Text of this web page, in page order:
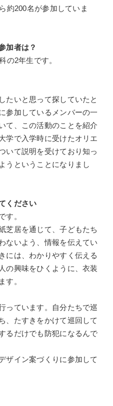
約200名が参加していま
加者は？
の2年生です。
たいと思って探していたと
参加しているメンバーの一
て、この活動のことを紹介
学で入学時に受けたオリエ
いて説明を受けており知っ
うということになりまし
ください
す。
芝居を通じて、子どもたち
ないよう、情報を伝えてい
には、わかりやすく伝える
の興味をひくように、衣装
す。
っています。自分たちで巡
、たすきをかけて巡回して
るだけでも防犯になるんで
ザイン案づくりに参加して